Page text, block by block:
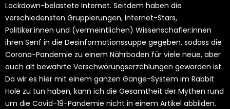
Lockdown-belastete Internet. Seitdem haben die
verschiedensten Gruppierungen, Internet-Stars,
Politiker:innen und (vermeintlichen) Wissenschafler:innen
ihren Senf in die Desinformationssuppe gegeben, sodass die
Corona-Pandemie zu einem Nährboden für viele neue, aber
auch alt bewährte Verschwörungserzählungen geworden ist.
Da wir es hier mit einem ganzen Gänge-System im Rabbit
Hole zu tun haben, kann ich die Gesamtheit der Mythen rund
um die Covid-19-Pandemie nicht in einem Artikel abbilden.